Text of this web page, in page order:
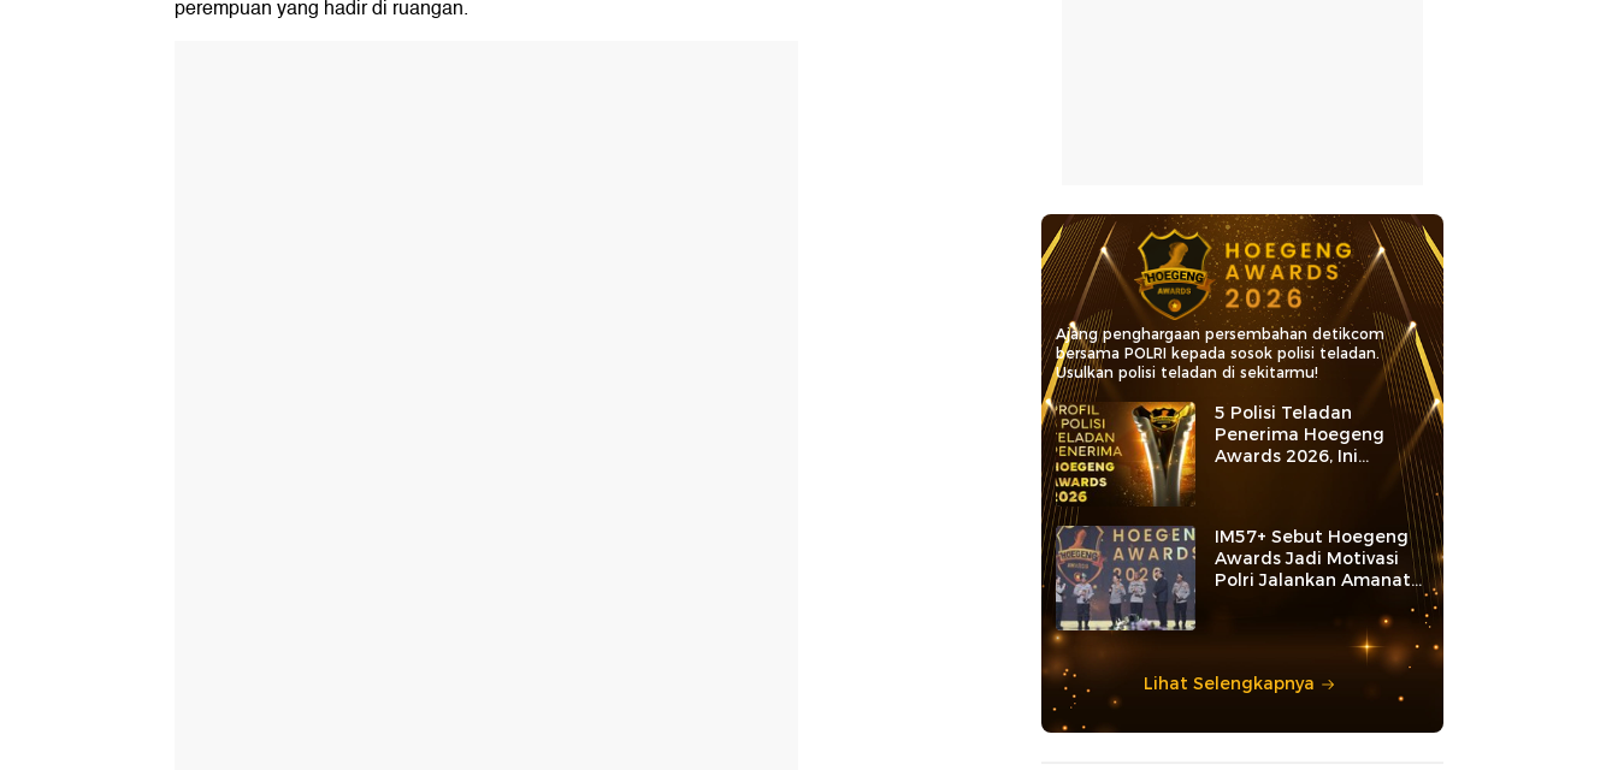
perempuan yang hadir di ruangan.
Ajang penghargaan persembahan detikcom
bersama POLRI kepada sosok polisi teladan.
Usulkan polisi teladan di sekitarmu!
5 Polisi Teladan
Penerima Hoegeng
Awards 2026, Ini
Kategori dan Kiprahnya
IM57+ Sebut Hoegeng
Awards Jadi Motivasi
Polri Jalankan Amanat
Lihat Selengkapnya